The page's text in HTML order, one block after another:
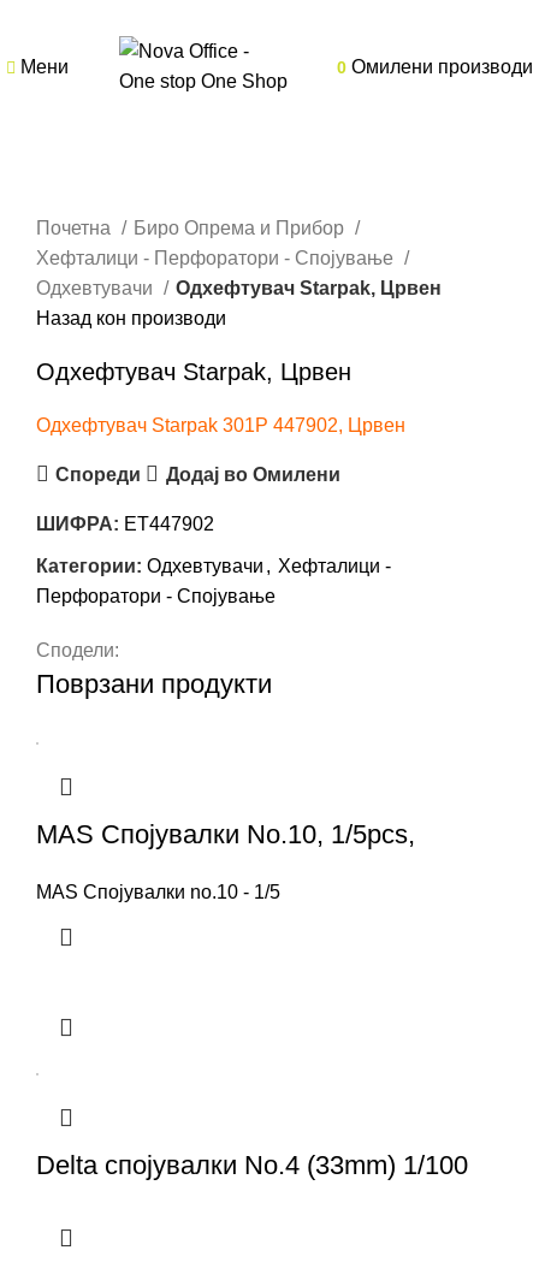
Мени 0 Омилени производи
Почетна
Биро Опрема и Прибор
Хефталици - Перфоратори - Спојување
Одхевтувачи
Одхефтувач Starpak, Црвен
Назад кон производи
Одхефтувач Starpak, Црвен
Одхефтувач Starpak 301P 447902, Црвен
Спореди Додај во Омилени
ШИФРА: ET447902
Категории: Одхевтувачи , Хефталици -
Перфоратори - Спојување
Сподели:
Поврзани продукти
MAS Спојувалки No.10, 1/5pcs,
MAS Спојувалки no.10 - 1/5
Delta спојувалки No.4 (33mm) 1/100